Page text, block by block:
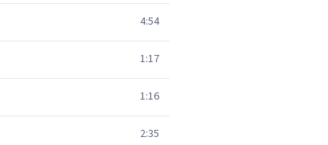
4:54
1:17
1:16
2:35